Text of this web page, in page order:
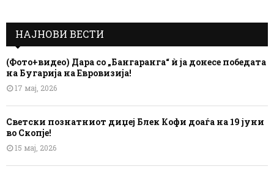
НАЈНОВИ ВЕСТИ
(Фото+видео) Дара со „Бангаранга“ ѝ ја донесе победата
на Бугарија на Евровизија!
17 мај, 2026
Светски познатниот диџеј Блек Кофи доаѓа на 19 јуни
во Скопје!
15 мај, 2026